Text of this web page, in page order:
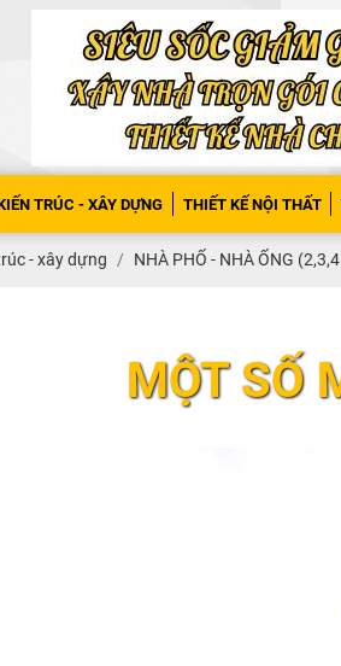
TRÚC - XÂY DỰNG THIẾT KẾ NỘI THẤT
- xây dựng NHÀ PHỐ - NHÀ ỐNG
MỘT SỐ